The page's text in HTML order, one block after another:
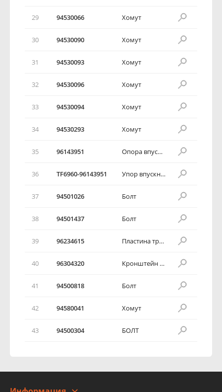
29 94530066 Хомут
30 94530090 Хомут
31 94530093 Хомут
32 94530096 Хомут
33 94530094 Хомут
34 94530293 Хомут
35 96143951 Опора впускного коллектора
36 TF6960-96143951 Упор впускного коллектора
37 94501026 Болт
38 94501437 Болт
39 96234615 Пластина тройника
40 96304320 Кронштейн шланга
41 94500818 Болт
42 94580041 Хомут
43 94500304 БОЛТ